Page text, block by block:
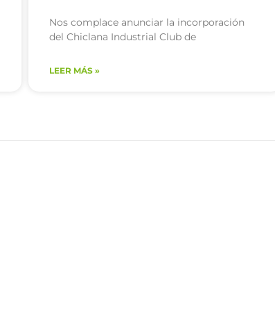
Nos complace anunciar la incorporación
del Chiclana Industrial Club de
LEER MÁS »